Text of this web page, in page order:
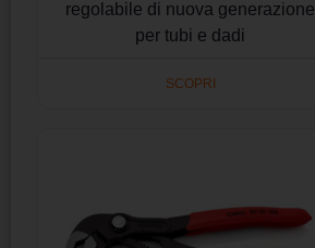
regolabile di nuova generazione
per tubi e dadi
SCOPRI